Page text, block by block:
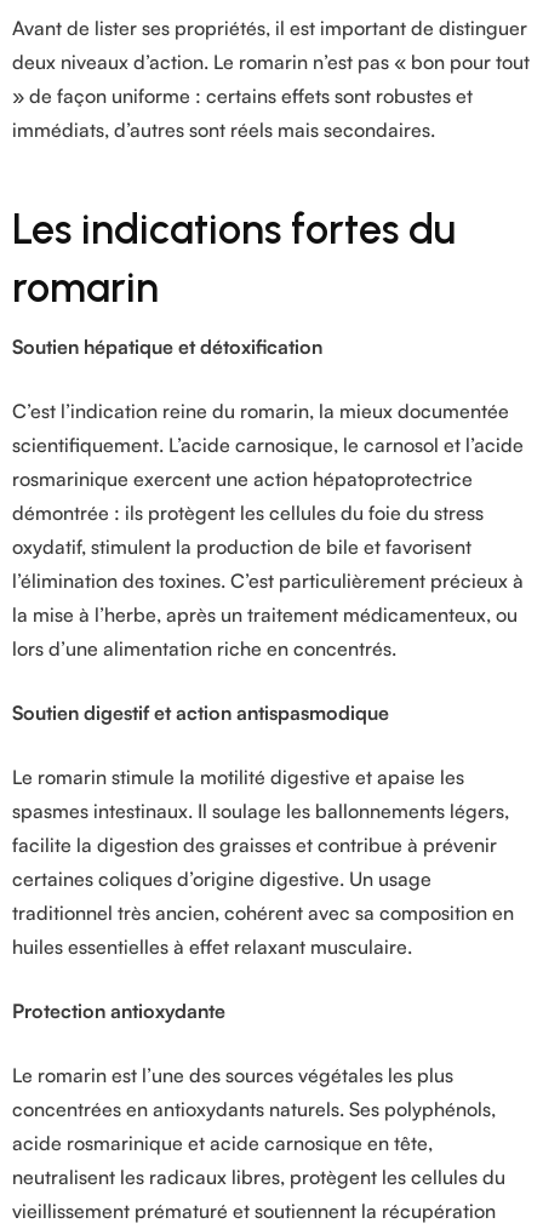
Avant de lister ses propriétés, il est important de distinguer
deux niveaux d’action. Le romarin n’est pas « bon pour tout
» de façon uniforme : certains effets sont robustes et
immédiats, d’autres sont réels mais secondaires.
Les indications fortes du
romarin
Soutien hépatique et détoxification
C’est l’indication reine du romarin, la mieux documentée
scientifiquement. L’acide carnosique, le carnosol et l’acide
rosmarinique exercent une action hépatoprotectrice
démontrée : ils protègent les cellules du foie du stress
oxydatif, stimulent la production de bile et favorisent
l’élimination des toxines. C’est particulièrement précieux à
la mise à l’herbe, après un traitement médicamenteux, ou
lors d’une alimentation riche en concentrés.
Soutien digestif et action antispasmodique
Le romarin stimule la motilité digestive et apaise les
spasmes intestinaux. Il soulage les ballonnements légers,
facilite la digestion des graisses et contribue à prévenir
certaines coliques d’origine digestive. Un usage
traditionnel très ancien, cohérent avec sa composition en
huiles essentielles à effet relaxant musculaire.
Protection antioxydante
Le romarin est l’une des sources végétales les plus
concentrées en antioxydants naturels. Ses polyphénols,
acide rosmarinique et acide carnosique en tête,
neutralisent les radicaux libres, protègent les cellules du
vieillissement prématuré et soutiennent la récupération